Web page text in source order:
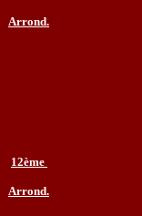
Arrond.
12ème
Arrond.